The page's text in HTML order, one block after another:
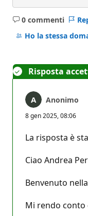
0 commenti
Nessun
commento
Ho la stessa
Risposta
Anonimo
8 gen 2025, 08:06
La risposta è
Ciao Andrea
Benvenuto
Mi rendo conto